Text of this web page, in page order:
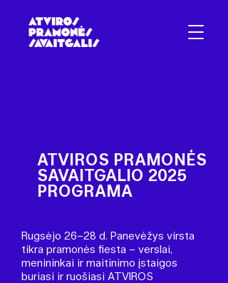
ATVIROS PRAMONĖS
SAVAITGALIO 2025
PROGRAMA
Rugsėjo 26–28 d. Panevėžys virsta
tikra pramonės fiesta – verslai,
menininkai ir maitinimo įstaigos
buriasi ir ruošiasi ATVIROS